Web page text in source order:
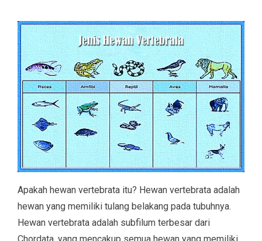
Apakah hewan vertebrata itu? Hewan vertebrata adalah
hewan yang memiliki tulang belakang pada tubuhnya.
Hewan vertebrata adalah subfilum terbesar dari